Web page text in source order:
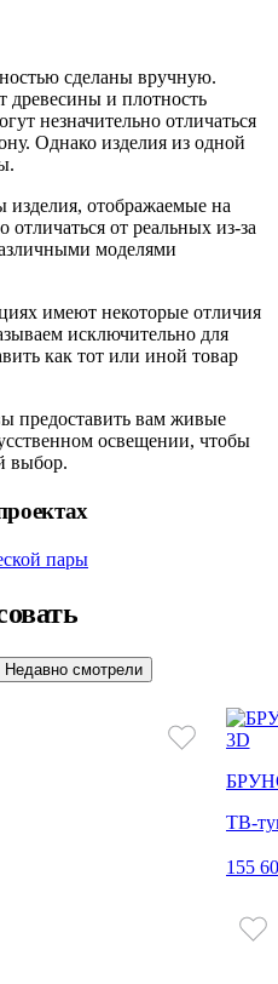
сделаны вручную.
древесины и плотность
незначительно отличаться
Однако изделия из одной
отображаемые на
отличаться от реальных из-за
моделями
имеют некоторые отличия
исключительно для
как тот или иной товар
предоставить вам живые
освещении, чтобы
выбор.
Недавно смотрели
3D
ТВ-
155